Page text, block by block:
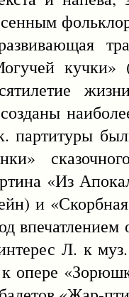
партитуры
«Из
и
Л. к
опере